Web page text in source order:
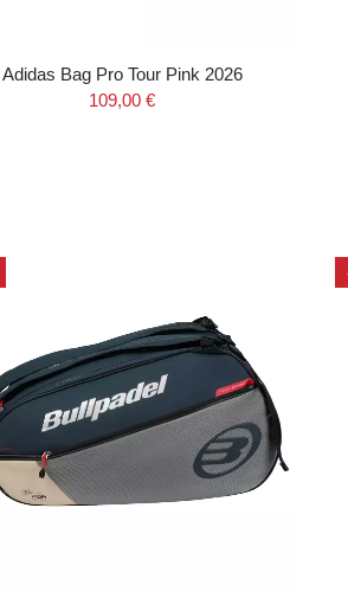
Adidas Bag Pro Tour Pink 2026
109,00 €